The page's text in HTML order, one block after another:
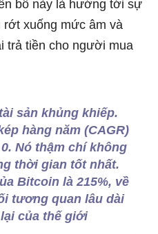
bố này là hướng tới sự
rớt xuống mức âm và
trả tiền cho người mua
sản khủng khiếp.
hàng năm (CAGR)
Nó thậm chí không
thời gian tốt nhất.
Bitcoin là 215%, về
tương quan lâu dài
của thế giới